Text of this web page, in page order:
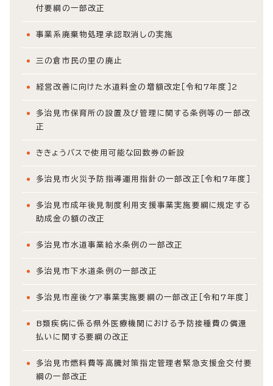
付要綱の一部改正
事業系廃棄物処理承認取消しの実施
三の倉市民の里の廃止
経営改善に向けた水道料金の増額改定［令和7年度］2
多治見市保育所の設置及び管理に関する条例等の一部改
正
ききょうバスで使用可能な回数券の新設
多治見市火災予防指導運用指針の一部改正［令和7年度］
多治見市成年後見制度利用支援事業実施要綱に規定する
助成金の額の改正
多治見市水道事業給水条例の一部改正
多治見市下水道条例の一部改正
多治見市産後ケア事業実施要綱の一部改正［令和7年度］
B類疾病に係る県外医療機関における予防接種費の償還
払いに関する要綱の改正
多治見市燃料費等高騰対策指定管理者緊急支援金交付要
綱の一部改正